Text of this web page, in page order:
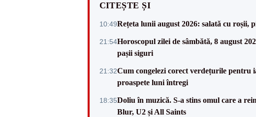
CITEȘTE ȘI
10:49Rețeta lunii august 2026: salată cu roșii,
21:54Horoscopul zilei de sâmbătă, 8 august
pașii siguri
21:32Cum congelezi corect verdețurile
proaspete luni întregi
18:35Doliu în muzică. S-a stins omul care a
Blur, U2 și All Saints